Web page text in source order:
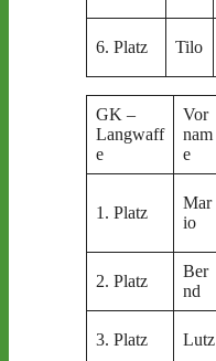
6. Platz Tilo
GK –
Langwaff
e
Vor
nam
e
1. Platz
Mar
io
2. Platz
Ber
nd
3. Platz Lutz